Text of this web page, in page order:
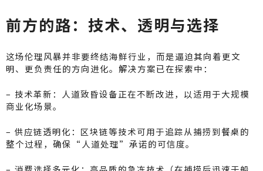
前方的路：技术、透明与选择
这场伦理风暴并非要终结海鲜行业，而是逼迫其向着更文
明、更负责任的方向进化。解决方案已在探索中：
– 技术革新：人道致昏设备正在不断改进，以适用于大规模
商业化场景。
– 供应链透明化：区块链等技术可用于追踪从捕捞到餐桌的
整个过程，确保“人道处理”承诺的可信度。